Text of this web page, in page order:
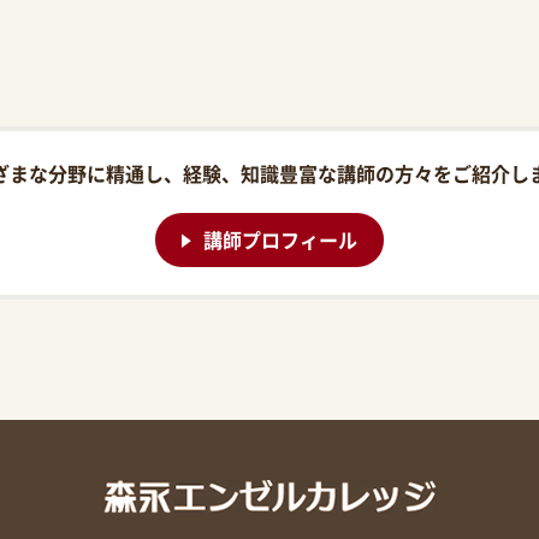
まな分野に精通し、経験、知識豊富な講師の方々をご紹介し
講師プロフィール